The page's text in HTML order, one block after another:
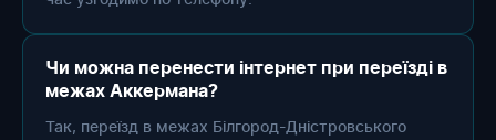
Чи можна перенести інтернет при переїзді в
межах Аккермана?
Так, переїзд в межах Білгород-Дністровського